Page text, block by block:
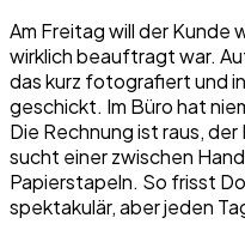
Am Freitag will der Kunde
wirklich beauftragt war.
das kurz fotografiert und
geschickt. Im Büro hat
Die Rechnung ist raus,
sucht einer zwischen
Papierstapeln. So frisst
spektakulär, aber jeden